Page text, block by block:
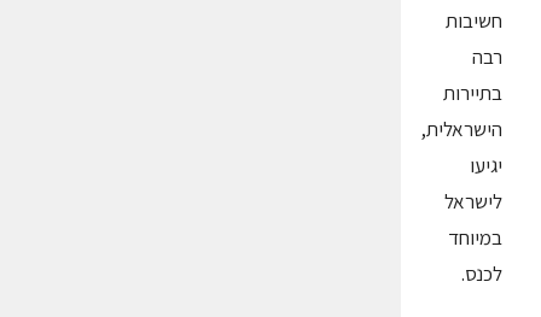
חשיבות
רבה
בתיירות
הישראלית,
יגיעו
לישראל
במיוחד
לכנס.